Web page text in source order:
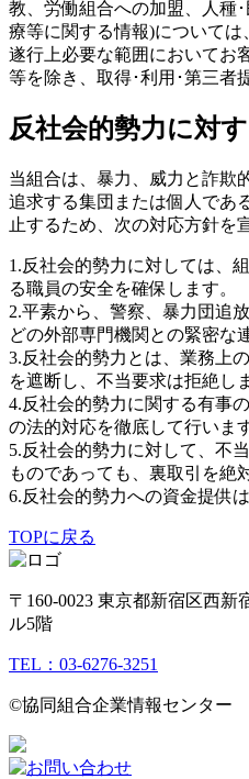
教、労働組合への加盟、人種
療等に関する情報)について
遂行上必要な範囲においてお
等を除き、取得･利用･第三者
反社会的勢力に対
当組合は、暴力、威力と詐欺
追求する集団または個人であ
止するため、次の対応方針を
1.反社会的勢力に対しては、
る職員の安全を確保します。
2.平素から、警察、暴力団追
どの外部専門機関との緊密な
3.反社会的勢力とは、業務上
を遮断し、不当要求は拒絶し
4.反社会的勢力に関する有事
の法的対応を徹底して行います
5.反社会的勢力に対して、不
ものであっても、裏取引を絶
6.反社会的勢力への資金提供
TOPに戻る
〒160-0023 東京都新宿区西新
ル5階
TEL：03-6276-3251
©︎協同組合企業情報センター